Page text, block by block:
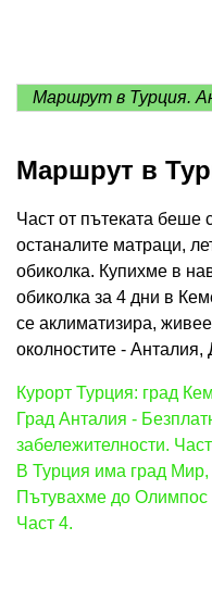
Маршрут в Турция.
Маршрут в
Част от пътеката беше
останалите матраци,
обиколка. Купихме в
обиколка за 4 дни в
се аклиматизира,
околностите -
Курорт Турция: град
Град Анталия -
забележителности.
В Турция има град
Пътувахме до Олимпос
Част 4.